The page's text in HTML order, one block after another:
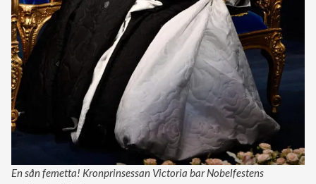
En sån femetta! Kronprinsessan Victoria bar Nobelfestens